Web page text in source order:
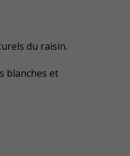
du raisin.
blanches et